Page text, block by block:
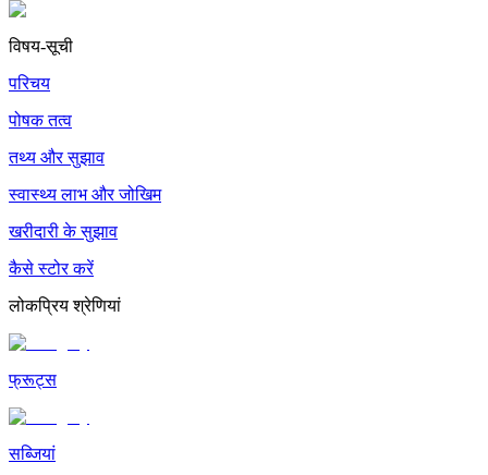
विषय-सूची
परिचय
पोषक तत्व
तथ्य और सुझाव
स्वास्थ्य लाभ और जोखिम
खरीदारी के सुझाव
कैसे स्टोर करें
लोकप्रिय श्रेणियां
फ्रूट्स
सब्जियां